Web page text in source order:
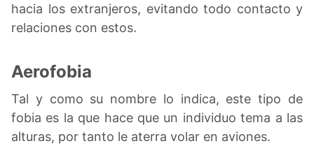
hacia los extranjeros, evitando todo contacto y
relaciones con estos.
Aerofobia
Tal y como su nombre lo indica, este tipo de
fobia es la que hace que un individuo tema a las
alturas, por tanto le aterra volar en aviones.